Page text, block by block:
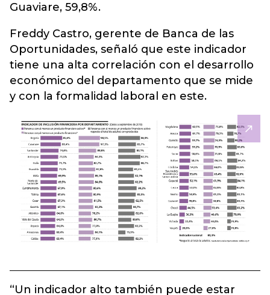
Guaviare, 59,8%.
Freddy Castro, gerente de Banca de las
Oportunidades, señaló que este indicador
tiene una alta correlación con el desarrollo
económico del departamento que se mide
y con la formalidad laboral en este.
“Un indicador alto también puede estar